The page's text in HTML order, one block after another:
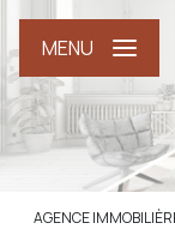
MENU
AGENCE